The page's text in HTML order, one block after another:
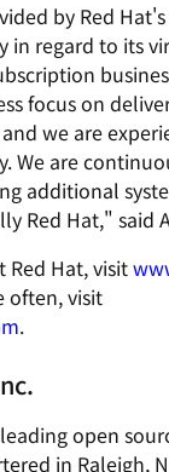
by Red
in regard to its
focus on
we are
We are
additional
Red Hat," said
Red Hat, visit
often, visit
.
open
in Raleigh,